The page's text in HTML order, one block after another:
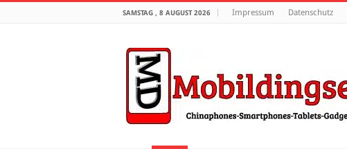
SAMSTAG , 8 AUGUST 2026 Impressum Datenschutz